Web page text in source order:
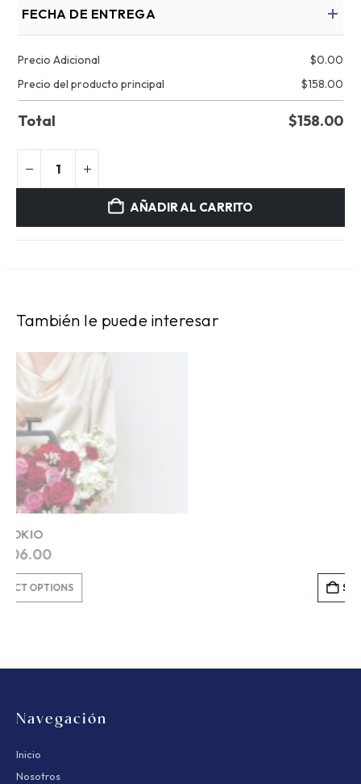
FECHA DE ENTREGA
Precio Adicional $0.00
Precio del producto principal
$158.00
Total $158.00
AÑADIR AL CARRITO
También le puede interesar
Navegación
Inicio
Nosotros